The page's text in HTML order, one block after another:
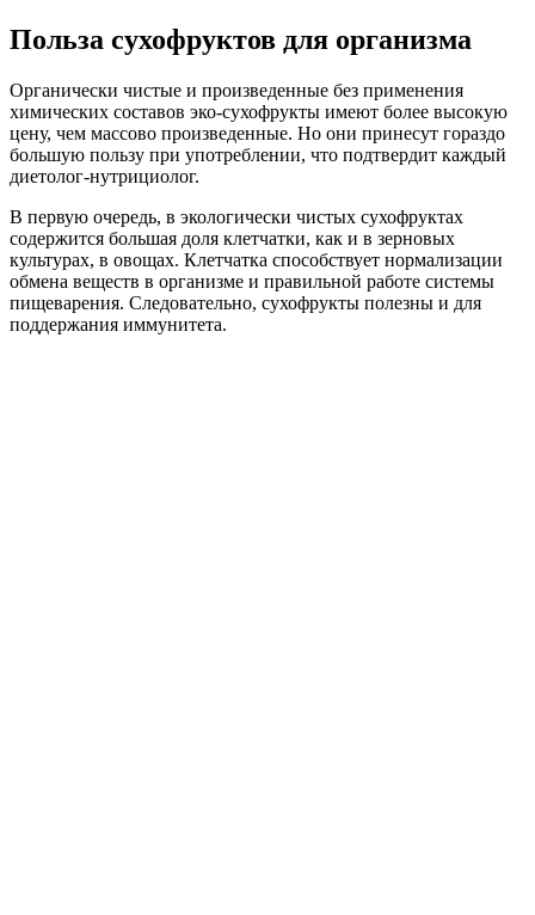
Польза сухофруктов для организма
Органически чистые и произведенные без применения
химических составов эко-сухофрукты имеют более высокую
цену, чем массово произведенные. Но они принесут гораздо
большую пользу при употреблении, что подтвердит каждый
диетолог-нутрициолог.
В первую очередь, в экологически чистых сухофруктах
содержится большая доля клетчатки, как и в зерновых
культурах, в овощах. Клетчатка способствует нормализации
обмена веществ в организме и правильной работе системы
пищеварения. Следовательно, сухофрукты полезны и для
поддержания иммунитета.